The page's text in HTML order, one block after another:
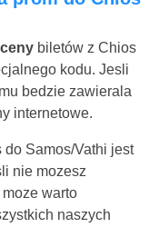
biletów z Chios
kodu. Jesli
bedzie zawierala
internetowe.
Samos/Vathi jest
nie mozesz
warto
naszych